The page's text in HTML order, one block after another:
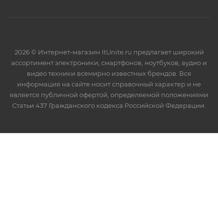
2026 © Интернет-магазин ItUnite.ru предлагает широкий
ассортимент электроники, смартфонов, ноутбуков, аудио и
видео техники всемирно известных брендов. Вся
информация на сайте носит справочный характер и не
является публичной офертой, определяемой положениями
Статьи 437 Гражданского кодекса Российской Федерации.